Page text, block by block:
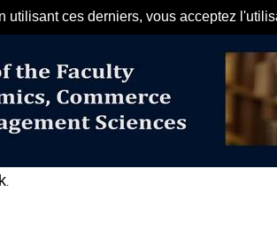
utilisant ces derniers, vous acceptez
مرحبا بكم في
.